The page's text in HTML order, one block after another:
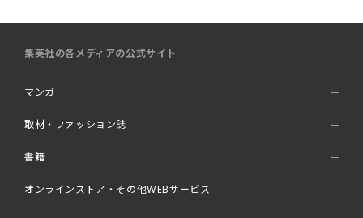
集英社の各メディアの公式サイト
マンガ
取材・ファッション誌
書籍
オンラインストア・その他WEBサービス